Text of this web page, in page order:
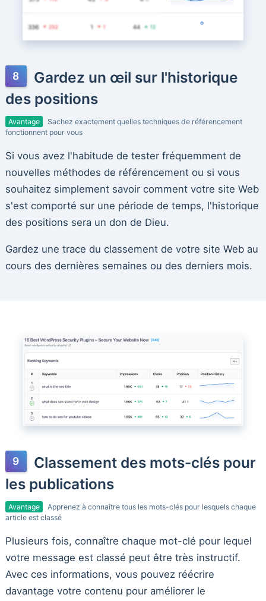
Gardez un œil sur l'historique
des positions
Avantage
Sachez exactement quelles techniques de référencement
fonctionnent pour vous
Si vous avez l'habitude de tester fréquemment de
nouvelles méthodes de référencement ou si vous
souhaitez simplement savoir comment votre site Web
s'est comporté sur une période de temps, l'historique
des positions sera un don de Dieu.
Gardez une trace du classement de votre site Web au
cours des dernières semaines ou des derniers mois.
Classement des mots-clés pour
les publications
Avantage
Apprenez à connaître tous les mots-clés pour lesquels chaque
article est classé
Plusieurs fois, connaître chaque mot-clé pour lequel
votre message est classé peut être très instructif.
Avec ces informations, vous pouvez réécrire
davantage votre contenu pour améliorer le